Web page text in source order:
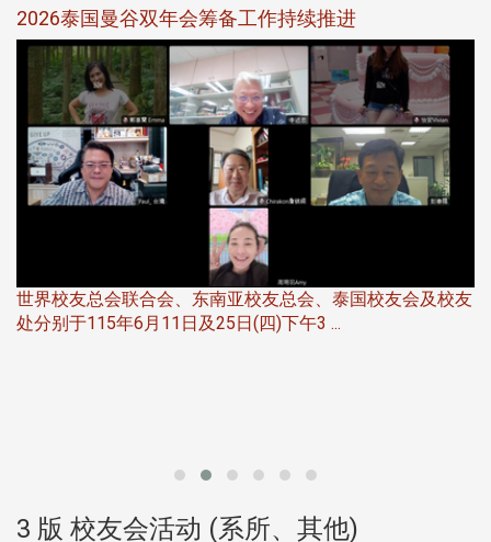
2026泰国曼谷双年会筹备工作持续推进
世界校友总会联合会、东南亚校友总会、泰国校友会及校友
处分别于115年6月11日及25日(四)下午3 ...
3 版 校友会活动 (系所、其他)